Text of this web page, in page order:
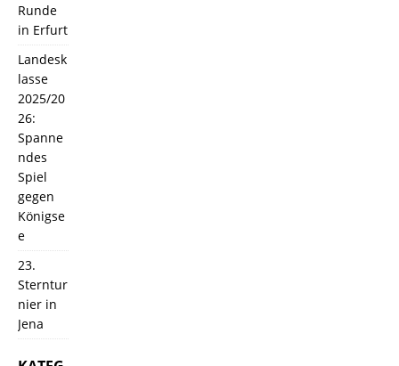
Runde
in Erfurt
Landesk
lasse
2025/20
26:
Spanne
ndes
Spiel
gegen
Königse
e
23.
Sterntur
nier in
Jena